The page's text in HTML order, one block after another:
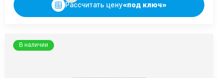
Рассчитать цену«под ключ»
В наличии